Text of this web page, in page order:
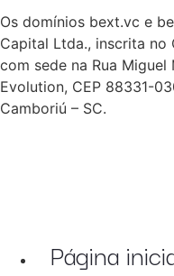
Os domínios bext.vc e
Capital Ltda., inscrita no
com sede na Rua Miguel
Evolution, CEP 88331-
Camboriú – SC.
Página